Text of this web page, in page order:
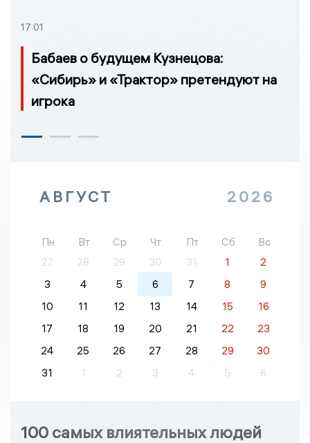
17:01
Бабаев о будущем Кузнецова:
«Сибирь» и «Трактор» претендуют на
игрока
АВГУСТ 2026
Пн Вт Ср Чт Пт Сб
Вс
27
28 29 30 31 1
2
3
4 5 6 7 8
9
10
11 12 13 14 15
16
17
18 19 20 21 22
23
24
25 26 27 28 29
30
31
1 2 3 4 5 6
100 самых влиятельных людей